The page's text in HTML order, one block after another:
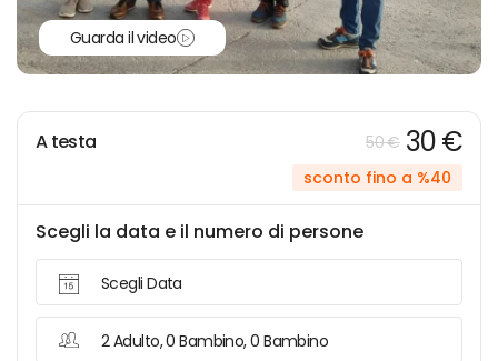
Guarda il video
A testa 50 € 30 €
sconto fino a %40
Scegli la data e il numero di persone
Scegli Data
2 Adulto, 0 Bambino, 0 Bambino